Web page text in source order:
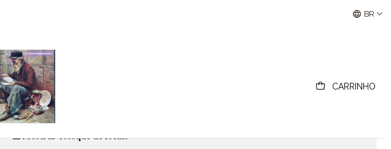
CARRINHO
Buscantiguidades - Leilões Colecionismo e BR
|
Jarra copper luster
Quantidade
Mostrar estoque de locais